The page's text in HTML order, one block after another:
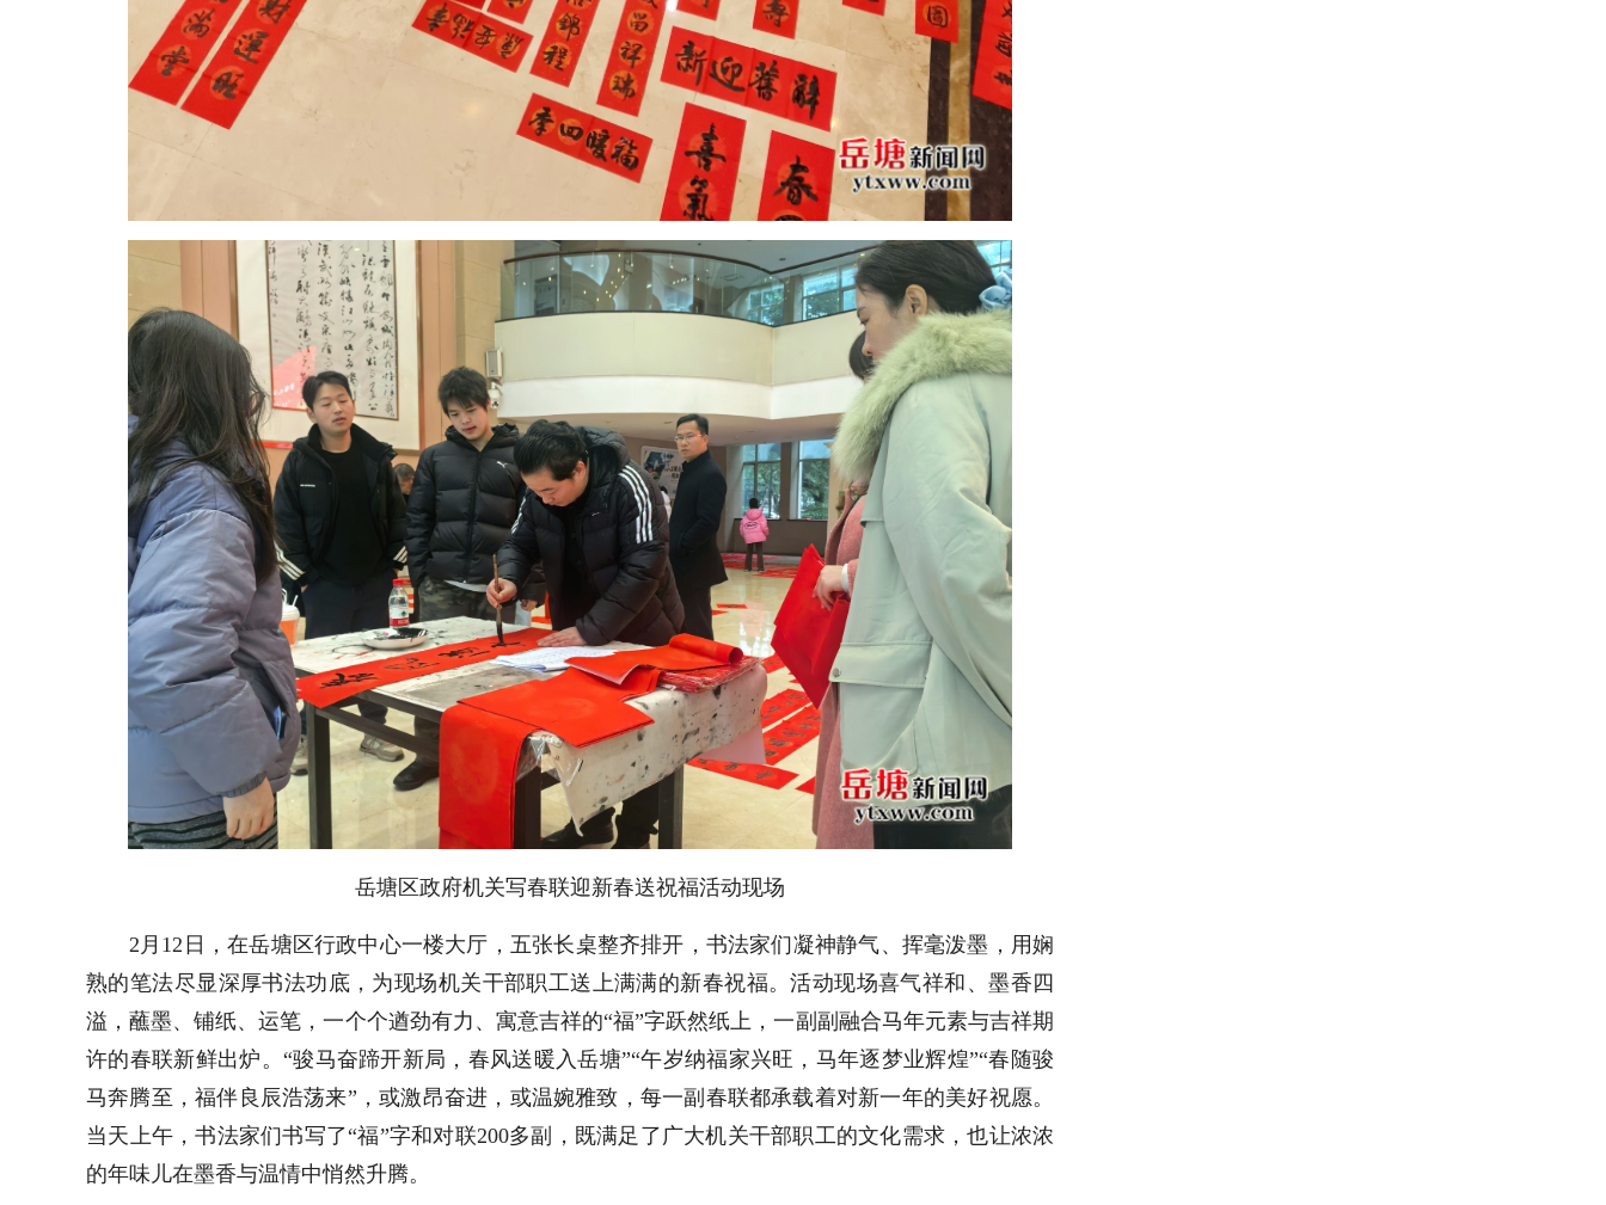
岳塘区政府机关写春联迎新春送祝福活动现场
2月12日，在岳塘区行政中心一楼大厅，五张长桌整齐排开，书法家们凝神静气、挥毫泼墨，用娴
熟的笔法尽显深厚书法功底，为现场机关干部职工送上满满的新春祝福。活动现场喜气祥和、墨香四
溢，蘸墨、铺纸、运笔，一个个遒劲有力、寓意吉祥的“福”字跃然纸上，一副副融合马年元素与吉祥期
许的春联新鲜出炉。“骏马奋蹄开新局，春风送暖入岳塘”“午岁纳福家兴旺，马年逐梦业辉煌”“春随骏
马奔腾至，福伴良辰浩荡来”，或激昂奋进，或温婉雅致，每一副春联都承载着对新一年的美好祝愿。
当天上午，书法家们书写了“福”字和对联200多副，既满足了广大机关干部职工的文化需求，也让浓浓
的年味儿在墨香与温情中悄然升腾。